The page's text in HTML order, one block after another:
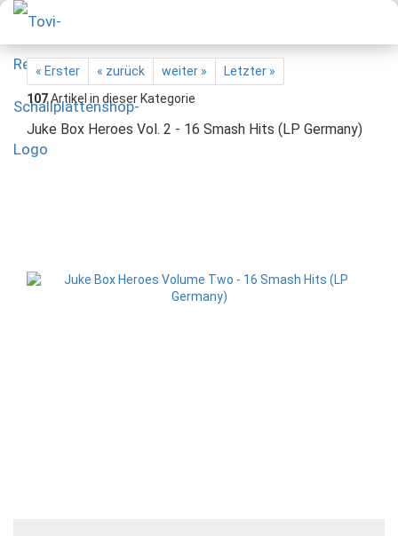
« Erster « zurück weiter »
Letzter »
107Artikel in dieser Kategorie
Juke Box Heroes Vol. 2 - 16 Smash Hits (LP Germany)